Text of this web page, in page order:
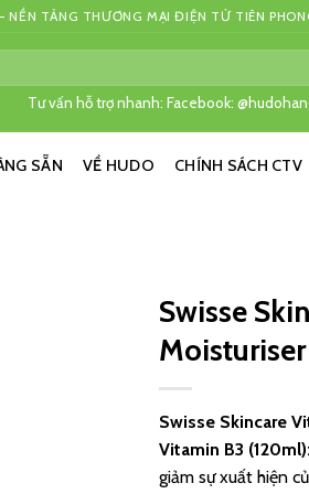
NỀN TẢNG THƯƠNG MẠI ĐIỆN TỬ TIÊN
Tư vấn hỗ trợ nhanh: Facebook:
SẴN VỀ HUDO CHÍNH SÁCH CTV
Swisse
Swisse Skincare
Vitamin B3 (120ml):
giảm sự xuất hiện